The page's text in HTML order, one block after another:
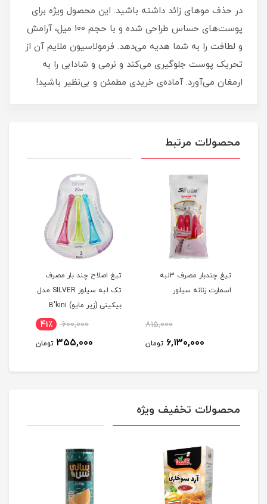
در حذف موهای زائد داشته باشید. این محصول ویژه برای
پوست‌های حساس طراحی شده و با حجم 100 میل، آرامش
و لطافت را به شما هدیه می‌دهد. فرمولاسیون ملایم آن از
تحریک پوست جلوگیری می‌کند و نرمی و شادابی را به
ارمغان می‌آورد. آماده‌ی خریدی مطمئن و بی‌نظیر باشید!
محصولات مرتبط
تیغ چندبار مصرف 3لبه
اسمارت زنانه سیلور
815,000
6,130,000 تومان
تیغ اصلاح چند بار مصرف
تک لبه سیلور SILVER مدل
بيکينی (زیر مایو) B'kini
600,000 41٪
355,000 تومان
محصولات تخفیف ویژه